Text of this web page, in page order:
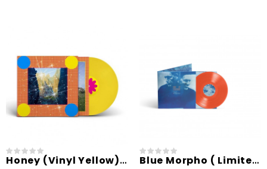
Honey (Vinyl Yellow) (Indie... Blue Morpho ( Limited...